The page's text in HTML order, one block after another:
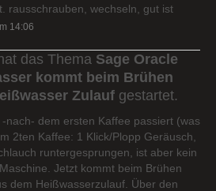
rausschrauben, wechseln, gut ist
14:06
das Thema Sage Oracle
kommt beim Brühen
Zulauf gestartet.
nach- dem ersten Kaffee passiert (was
2ten Kaffee: 1 Klick/Plopp Geräusch,
runtergesprungen, ist aber kein
Jetzt kommt beim Brühen
dem Heißwasserzulauf. Über den